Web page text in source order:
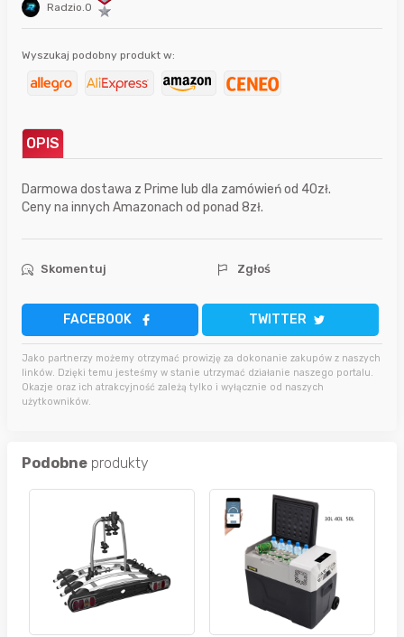
Radzio.O
Wyszukaj podobny produkt w:
OPIS
Darmowa dostawa z Prime lub dla zamówień od 40zł.
Ceny na innych Amazonach od ponad 8zł.
Skomentuj Zgłoś
FACEBOOK TWITTER
Jako partnerzy możemy otrzymać prowizję za dokonanie zakupów z naszych
linków. Dzięki temu jesteśmy w stanie utrzymać działanie naszego portalu.
Okazje oraz ich atrakcyjność zależą tylko i wyłącznie od naszych
użytkowników.
Podobne produkty